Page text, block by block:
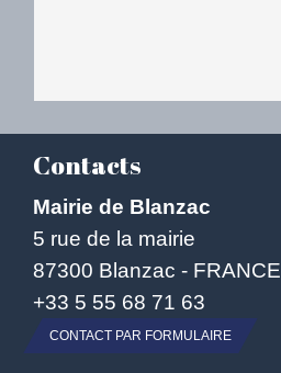
Contacts
Mairie de Blanzac
5 rue de la mairie
87300 Blanzac - FRANCE
+33 5 55 68 71 63
CONTACT PAR FORMULAIRE